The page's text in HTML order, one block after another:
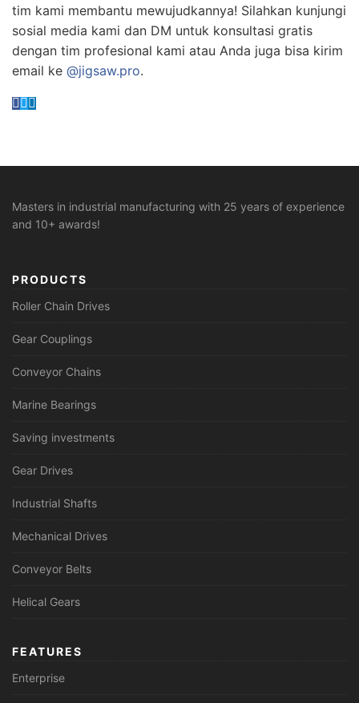
tim kami membantu mewujudkannya! Silahkan kunjungi
sosial media kami dan DM untuk konsultasi gratis
dengan tim profesional kami atau Anda juga bisa kirim
email ke @jigsaw.pro.
Masters in industrial manufacturing with 25 years of experience
and 10+ awards!
PRODUCTS
Roller Chain Drives
Gear Couplings
Conveyor Chains
Marine Bearings
Saving investments
Gear Drives
Industrial Shafts
Mechanical Drives
Conveyor Belts
Helical Gears
FEATURES
Enterprise